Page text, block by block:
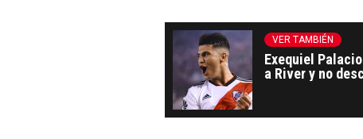
VER TAMBIÉN
Exequiel
a River y no